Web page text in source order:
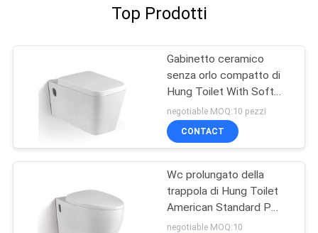
Top Prodotti
Gabinetto ceramico
senza orlo compatto di
Hung Toilet With Soft
Close Seat della parete
negotiable MOQ:10 pezzi
CONTACT
Wc prolungato della
trappola di Hung Toilet
American Standard P
della parete di
negotiable MOQ:10